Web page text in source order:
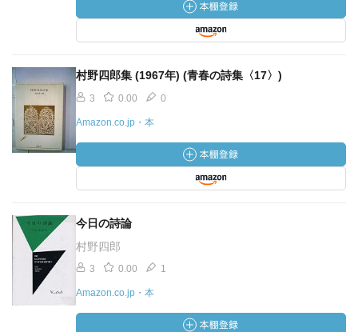
村野四郎集 (1967年) (青春の詩集〈17〉)
3 0.00 0
Amazon.co.jp・本
今日の詩論
村野四郎
3 0.00 1
Amazon.co.jp・本